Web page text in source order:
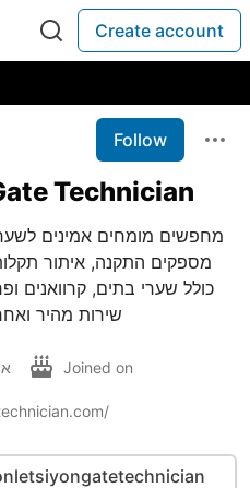
Create account
Follow
Technician
מחפשים מומחים אמינים
מספקים התקנה, איתור
כולל שערי בתים, קרוואנים
שירות מהיר
Joined on